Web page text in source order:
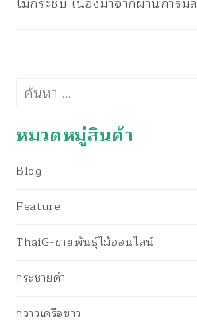
ค้นหา
หมวดหมู่สินค้า
Blog
Feature
ThaiG-ขายพันธุ์ไม้ออนไลน์
กระชายดำ
กวาวเครือขาว